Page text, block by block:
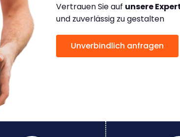
Vertrauen Sie auf unsere
und zuverlässig zu gestalten
Unverbindlich anfragen